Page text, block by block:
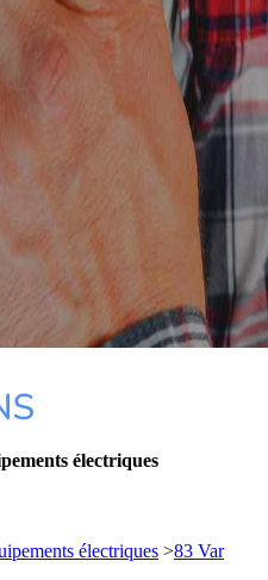
électriques
électriques >83 Var